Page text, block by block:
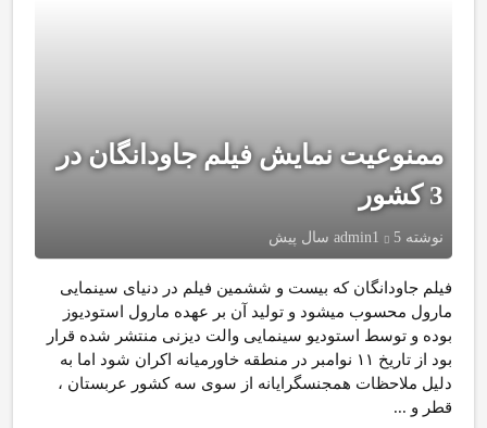
ممنوعیت نمایش فیلم جاودانگان در
3 کشور
نوشته admin1 5 سال پیش
فیلم جاودانگان که بیست و ششمین فیلم در دنیای سینمایی
مارول محسوب میشود و تولید آن بر عهده مارول استودیوز
بوده و توسط استودیو سینمایی والت دیزنی منتشر شده‌ قرار
بود از تاریخ ۱۱ نوامبر در منطقه خاورمیانه اکران شود اما به
دلیل ملاحظات همجنسگرایانه از سوی سه کشور عربستان ،
قطر و ...